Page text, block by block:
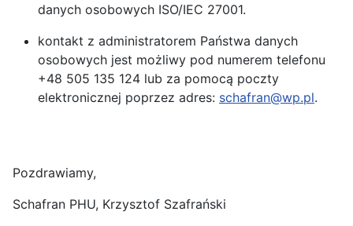
danych osobowych ISO/IEC 27001.
kontakt z administratorem Państwa danych
osobowych jest możliwy pod numerem telefonu
+48 505 135 124 lub za pomocą poczty
elektronicznej poprzez adres: schafran@wp.pl.
Pozdrawiamy,
Schafran PHU, Krzysztof Szafrański